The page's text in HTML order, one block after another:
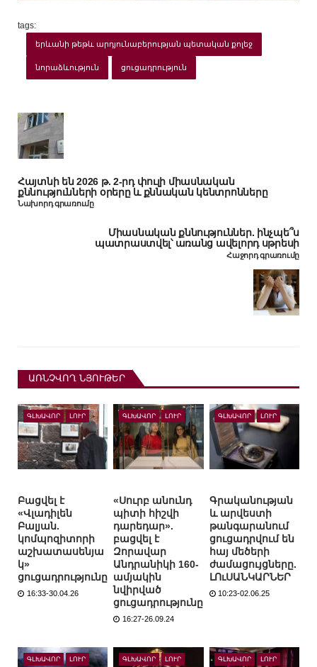
tags:
երևանի թեթև արդյունաբերության պետական քոլեջ
նորաձևություն ցուցադրություն
Հայտնի են 2026 թ. 2-րդ փուլի միասնական
քննությունների օրերը և քննական կենտրոնները
Նախորդ գրառումը
Միասնական քննություններ. ինչպե՞ս
պատրաստվել՝ առանց ավելորդ սթրեսի
Հաջորդ գրառումը
ԱՌՆՉՎՈՂ ՆՅՈՒԹԵՐ
ԳԼԽԱՎՈՐ ԼՈՒՐ
Բացվել է
«Վլադիլեն
Բալյան.
կոմպոզիտորի
աշխատասենյա
կ»
ցուցադրությունը
16:33-30.04.26
ԳԼԽԱՎՈՐ ԼՈՒՐ
«Սուրբ անունդ
պիտի հիշվի
դարեդար».
բացվել է
Զորավար
Անդրանիկի 160-
ամյակին
նվիրված
ցուցադրությունը
16:27-26.09.24
ԳԼԽԱՎՈՐ ԼՈՒՐ
Գրականության
և արվեստի
թանգարանում
ցուցադրվում են
հայ մեծերի
ժամացույցները.
ԼՈւՍԱՆԿԱՐՆԵՐ
10:23-02.06.25
ԳԼԽԱՎՈՐ ԼՈՒՐ ԳԼԽԱՎՈՐ ԼՈՒՐ ԳԼԽԱՎՈՐ ԼՈՒՐ